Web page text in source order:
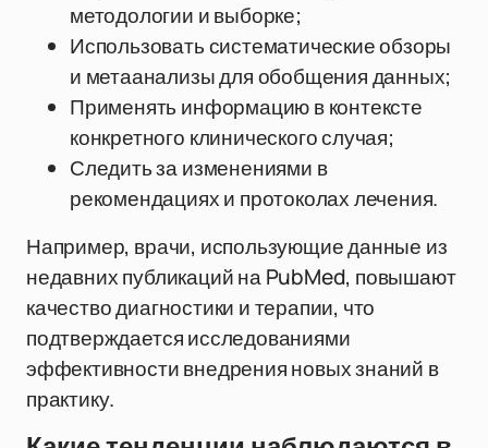
методологии и выборке;
Использовать систематические обзоры
и метаанализы для обобщения данных;
Применять информацию в контексте
конкретного клинического случая;
Следить за изменениями в
рекомендациях и протоколах лечения.
Например, врачи, использующие данные из
недавних публикаций на PubMed, повышают
качество диагностики и терапии, что
подтверждается исследованиями
эффективности внедрения новых знаний в
практику.